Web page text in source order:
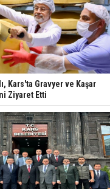
Kars'ta Gravyer ve Kaşar
Ziyaret Etti